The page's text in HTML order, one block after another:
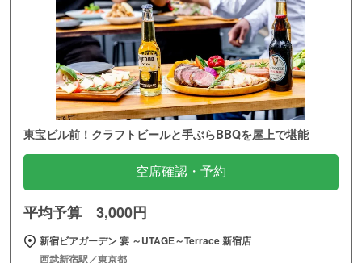
東宝ビル前！クラフトビールと手ぶらBBQを屋上で堪能
空席確認・予約
平均予算 3,000円
新宿ビアガーデン 宴 ～UTAGE～Terrace 新宿店
西武新宿駅／東京都